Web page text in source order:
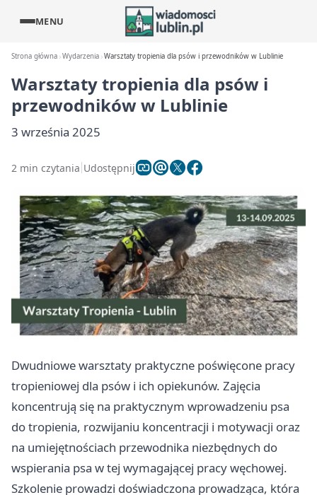
MENU
Strona główna Wydarzenia Warsztaty tropienia dla psów i przewodników w Lublinie
Warsztaty tropienia dla psów i
przewodników w Lublinie
3 września 2025
2 min czytania Udostępnij
Dwudniowe warsztaty praktyczne poświęcone pracy
tropieniowej dla psów i ich opiekunów. Zajęcia
koncentrują się na praktycznym wprowadzeniu psa
do tropienia, rozwijaniu koncentracji i motywacji oraz
na umiejętnościach przewodnika niezbędnych do
wspierania psa w tej wymagającej pracy węchowej.
Szkolenie prowadzi doświadczona prowadząca, która